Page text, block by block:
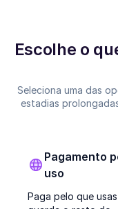
Escolhe o
Seleciona uma das
estadias
Pagamento
uso
Paga pelo que